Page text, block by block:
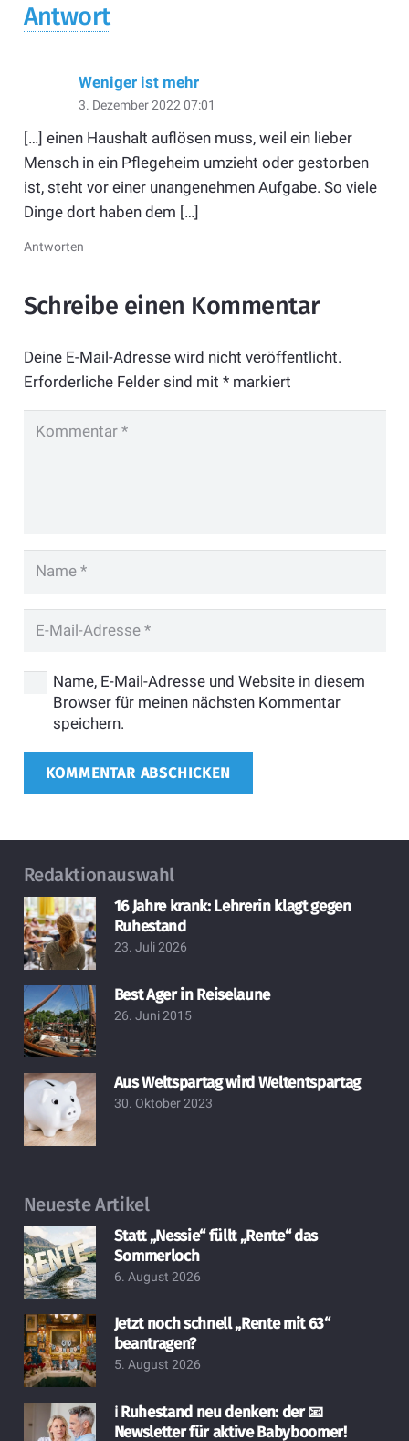
Antwort
Weniger ist mehr
3. Dezember 2022 07:01
[…] einen Haushalt auflösen muss, weil ein lieber
Mensch in ein Pflegeheim umzieht oder gestorben
ist, steht vor einer unangenehmen Aufgabe. So viele
Dinge dort haben dem […]
Antworten
Schreibe einen Kommentar
Deine E-Mail-Adresse wird nicht veröffentlicht.
Erforderliche Felder sind mit *markiert
Name, E-Mail-Adresse und Website in diesem
Browser für meinen nächsten Kommentar
speichern.
KOMMENTAR ABSCHICKEN
Redaktionauswahl
16 Jahre krank: Lehrerin klagt gegen
Ruhestand
23. Juli 2026
Best Ager in Reiselaune
26. Juni 2015
Aus Weltspartag wird Weltentspartag
30. Oktober 2023
Neueste Artikel
Statt „Nessie“ füllt „Rente“ das
Sommerloch
6. August 2026
Jetzt noch schnell „Rente mit 63“
beantragen?
5. August 2026
ℹ️ Ruhestand neu denken: der 📧
Newsletter für aktive Babyboomer!